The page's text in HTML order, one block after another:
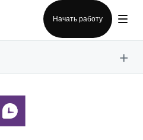
Начать работу
×